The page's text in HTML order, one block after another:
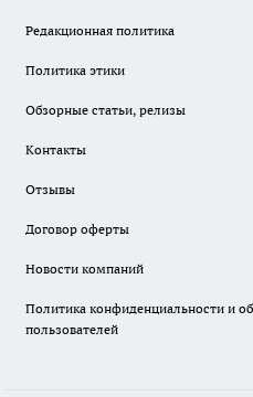
Редакционная политика
Политика этики
Обзорные статьи, релизы
Контакты
Отзывы
Договор оферты
Новости компаний
Политика конфиденциальности и
пользователей